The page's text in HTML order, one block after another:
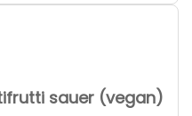
sauer (vegan)